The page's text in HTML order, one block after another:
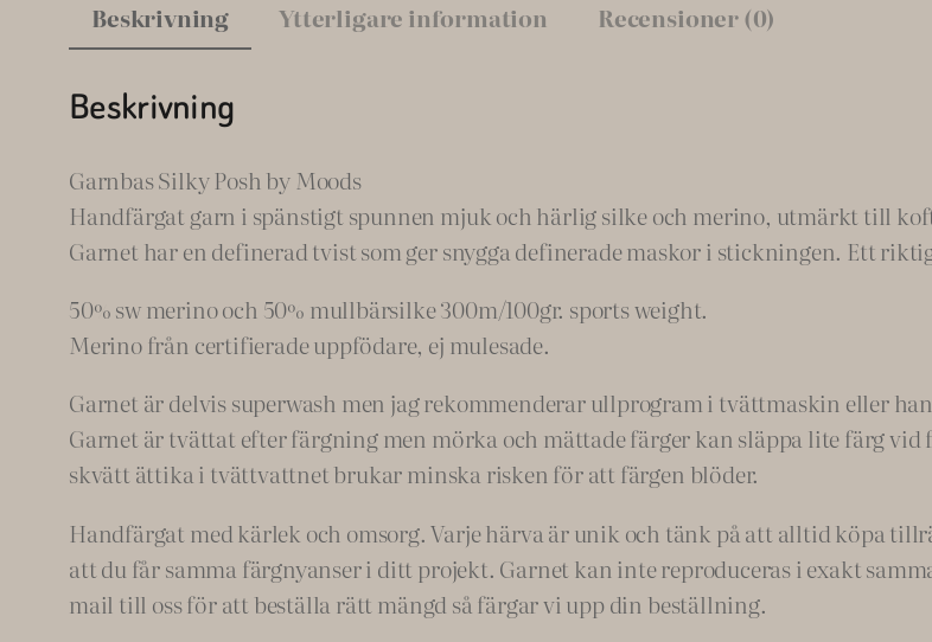
o
1
s
m
o
l
i
d
m
ä
Beskrivning Ytterligare information Recensioner (0)
Beskrivning
Garnbas Silky Posh by Moods
Handfärgat garn i spänstigt spunnen mjuk och härlig silke och merino, utmärkt till
Garnet har en definerad tvist som ger snygga definerade maskor i stickningen. Ett
50% sw merino och 50% mullbärsilke 300m/100gr. sports weight.
Merino från certifierade uppfödare, ej mulesade.
Garnet är delvis superwash men jag rekommenderar ullprogram i tvättmaskin eller
Garnet är tvättat efter färgning men mörka och mättade färger kan släppa lite färg vid
skvätt ättika i tvättvattnet brukar minska risken för att färgen blöder.
Handfärgat med kärlek och omsorg. Varje härva är unik och tänk på att alltid köpa
att du får samma färgnyanser i ditt projekt. Garnet kan inte reproduceras i exakt
mail till oss för att beställa rätt mängd så färgar vi upp din beställning.